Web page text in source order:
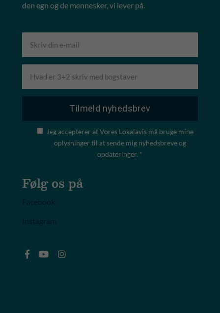
den egn og de mennesker, vi lever på.
Jeg accepterer at Vores Lokalavis må bruge mine
oplysninger til at sende mig nyhedsbreve og
opdateringer. *
Følg os på